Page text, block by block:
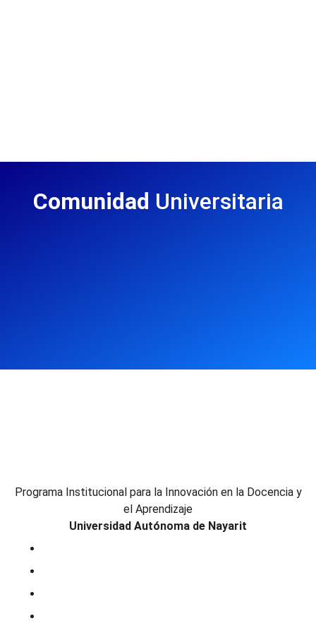
Comunidad Universitaria
Programa Institucional para la Innovación en la Docencia y
el Aprendizaje
Universidad Autónoma de Nayarit